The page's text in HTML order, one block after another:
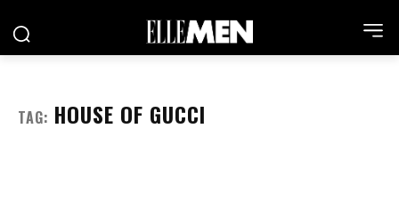
TAG: HOUSE OF GUCCI